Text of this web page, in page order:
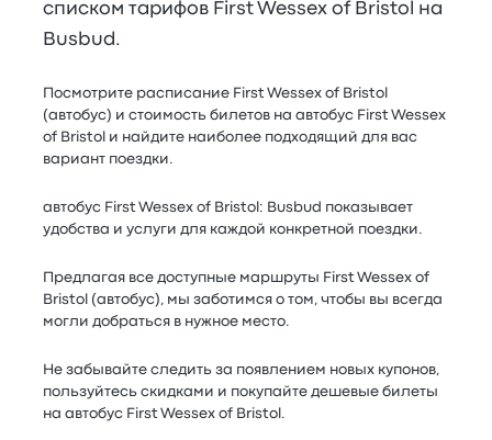
списком тарифов First Wessex of Bristol на
Busbud.
Посмотрите расписание First Wessex of Bristol
(автобус) и стоимость билетов на автобус First Wessex
of Bristol и найдите наиболее подходящий для вас
вариант поездки.
автобус First Wessex of Bristol: Busbud показывает
удобства и услуги для каждой конкретной поездки.
Предлагая все доступные маршруты First Wessex of
Bristol (автобус), мы заботимся о том, чтобы вы всегда
могли добраться в нужное место.
Не забывайте следить за появлением новых купонов,
пользуйтесь скидками и покупайте дешевые билеты
на автобус First Wessex of Bristol.